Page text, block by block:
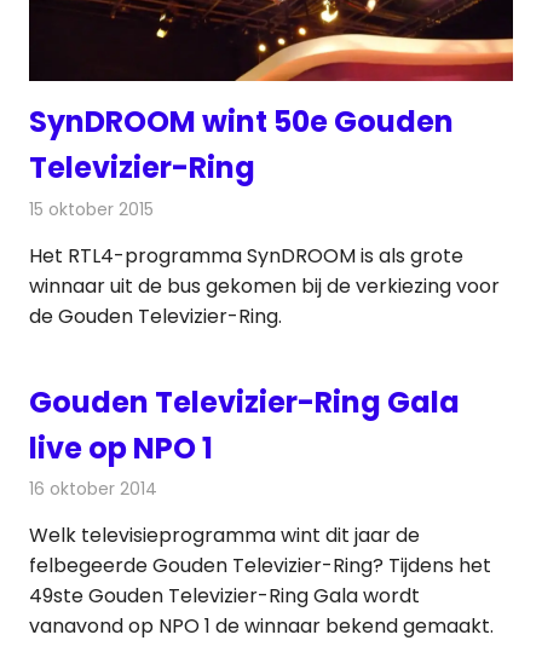
SynDROOM wint 50e Gouden
Televizier-Ring
15 oktober 2015
Het RTL4-programma SynDROOM is als grote
winnaar uit de bus gekomen bij de verkiezing voor
de Gouden Televizier-Ring.
Gouden Televizier-Ring Gala
live op NPO 1
16 oktober 2014
Welk televisieprogramma wint dit jaar de
felbegeerde Gouden Televizier-Ring? Tijdens het
49ste Gouden Televizier-Ring Gala wordt
vanavond op NPO 1 de winnaar bekend gemaakt.